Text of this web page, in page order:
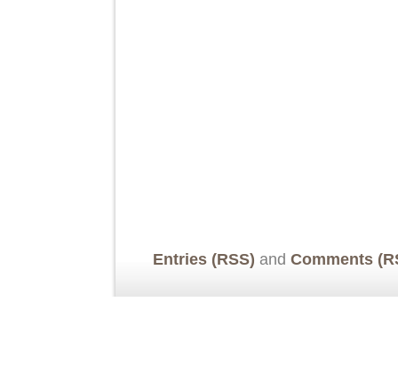
Entries (RSS) and Comments